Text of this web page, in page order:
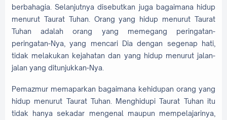
berbahagia. Selanjutnya disebutkan juga bagaimana hidup
menurut Taurat Tuhan. Orang yang hidup menurut Taurat
Tuhan adalah orang yang memegang peringatan-
peringatan-Nya, yang mencari Dia dengan segenap hati,
tidak melakukan kejahatan dan yang hidup menurut jalan-
jalan yang ditunjukkan-Nya.
Pemazmur memaparkan bagaimana kehidupan orang yang
hidup menurut Taurat Tuhan. Menghidupi Taurat Tuhan itu
tidak hanya sekadar mengenal maupun mempelajarinya,